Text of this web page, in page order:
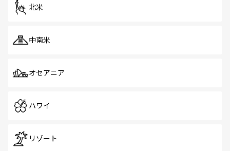
北米
中南米
オセアニア
ハワイ
リゾート